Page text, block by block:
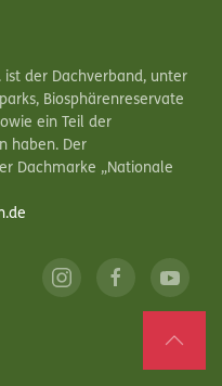
der Dachverband, unter
Biosphärenreservate
ein Teil der
haben. Der
Dachmarke „Nationale